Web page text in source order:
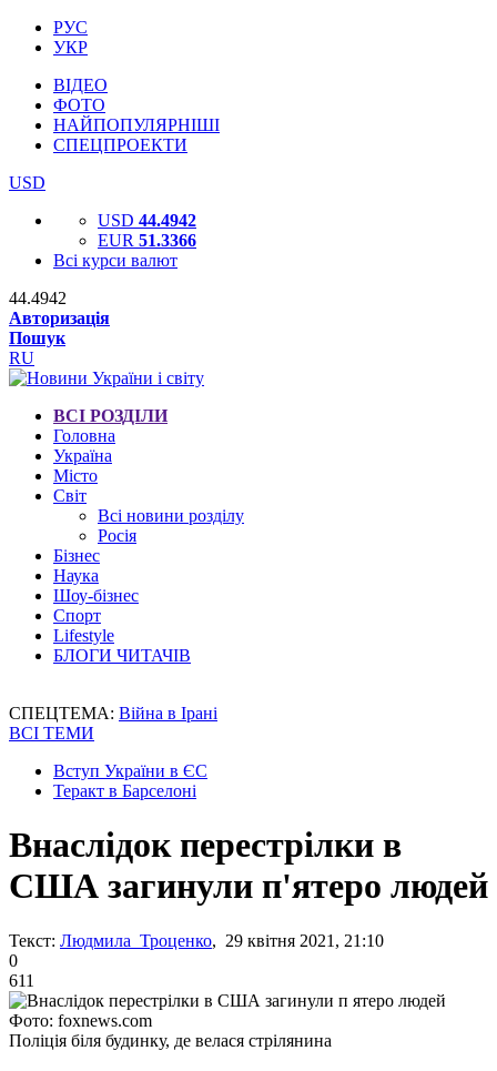
РУС
УКР
ВІДЕО
ФОТО
НАЙПОПУЛЯРНІШІ
СПЕЦПРОЕКТИ
USD
USD 44.4942
EUR 51.3366
Всі курси валют
44.4942
Авторизація
Пошук
RU
ВСІ РОЗДІЛИ
Головна
Україна
Місто
Світ
Всі новини розділу
Росія
Бізнес
Наука
Шоу-бізнес
Спорт
Lifestyle
БЛОГИ ЧИТАЧІВ
СПЕЦТЕМА: Війна в Ірані
ВСІ ТЕМИ
Вступ України в ЄС
Теракт в Барселоні
Внаслідок перестрілки в
США загинули п'ятеро людей
Текст: Людмила Троценко, 29 квітня 2021, 21:10
0
611
Фото: foxnews.com
Поліція біля будинку, де велася стрілянина